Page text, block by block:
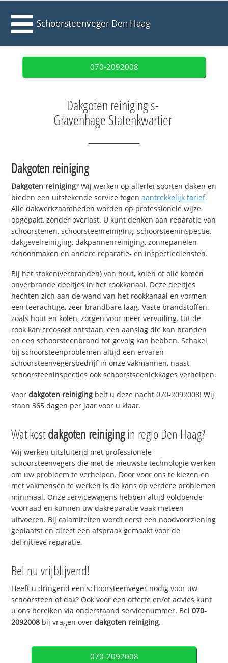
Schoorsteenveger Den Haag
070-2092008
Dakgoten reiniging s-
Gravenhage Statenkwartier
Dakgoten reiniging
Dakgoten reiniging? Wij werken op allerlei soorten daken en
bieden een uitstekende service tegenaantrekkelijk tarief.
Alle dakwerkzaamheden worden op professionele wijze
opgepakt, zónder overlast. U kunt denken aan reparatie van
schoorstenen, schoorsteenreiniging, schoorsteeninspectie,
dakgevelreiniging, dakpannenreiniging, zonnepanelen
schoonmaken en andere reparatie- en inspectiediensten.
Bij het stoken(verbranden) van hout, kolen of olie komen
onverbrande deeltjes in het rookkanaal. Deze deeltjes
hechten zich aan de wand van het rookkanaal en vormen
een teerachtige, zeer brandbare laag. Vaste brandstoffen,
zoals hout en kolen, zorgen voor meer vervuiling. Uit de
rook kan creosoot ontstaan, een aanslag die kan branden
en een schoorsteenbrand tot gevolg kan hebben. Schakel
bij schoorsteenproblemen altijd een ervaren
schoorsteenvegersbedrijf in onze vakmannen, naast
schoorsteeninspecties ook schoorstseenlekkages verhelpen.
Voordakgoten reiniging belt u deze nacht 070-2092008! Wij
staan 365 dagen per jaar voor u klaar.
Wat kostdakgoten reinigingin regio Den Haag?
Wij werken uitsluitend met professionele
schoorsteenvegers die met de nieuwste technologie werken
om uw probleem te verhelpen. Door voor ons te kiezen en
met vakmensen te werken is de kans op verdere problemen
minimaal. Onze servicewagens hebben altijd voldoende
voorraad en kunnen uw dakreparatie vaak meteen
uitvoeren. Bij calamiteiten wordt eerst een noodvoorziening
geplaatst en direct een afspraak gemaakt voor de
definitieve reparatie.
Bel nu vrijblijvend!
Heeft u dringend een schoorsteenveger nodig voor uw
schoorsteen of dak? Ook voor een offerte en/of advies kunt
u ons bereiken via onderstaand servicenummer. Bel070-
2092008 bij vragen overdakgoten reiniging.
070-2092008